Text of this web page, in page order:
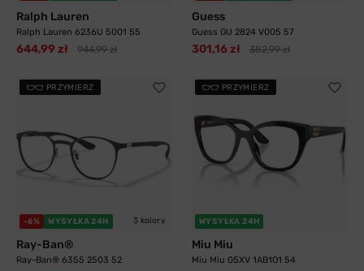
Ralph Lauren
Ralph Lauren 6236U 5001 55
644,99 zł 944,99 zł
Guess
Guess GU 2824 V005 57
301,16 zł 382,99 zł
PRZYMIERZ
-6% WYSYŁKA 24H 3 kolory
Ray-Ban®
Ray-Ban® 6355 2503 52
PRZYMIERZ
WYSYŁKA 24H
Miu Miu
Miu Miu 05XV 1AB1O1 54